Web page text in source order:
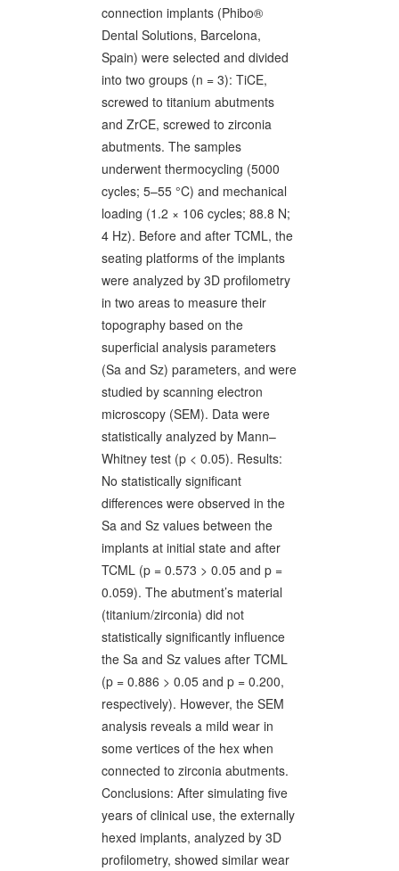
connection implants (Phibo®
Dental Solutions, Barcelona,
Spain) were selected and divided
into two groups (n = 3): TiCE,
screwed to titanium abutments
and ZrCE, screwed to zirconia
abutments. The samples
underwent thermocycling (5000
cycles; 5–55 °C) and mechanical
loading (1.2 × 106 cycles; 88.8 N;
4 Hz). Before and after TCML, the
seating platforms of the implants
were analyzed by 3D profilometry
in two areas to measure their
topography based on the
superficial analysis parameters
(Sa and Sz) parameters, and were
studied by scanning electron
microscopy (SEM). Data were
statistically analyzed by Mann–
Whitney test (p < 0.05). Results:
No statistically significant
differences were observed in the
Sa and Sz values between the
implants at initial state and after
TCML (p = 0.573 > 0.05 and p =
0.059). The abutment’s material
(titanium/zirconia) did not
statistically significantly influence
the Sa and Sz values after TCML
(p = 0.886 > 0.05 and p = 0.200,
respectively). However, the SEM
analysis reveals a mild wear in
some vertices of the hex when
connected to zirconia abutments.
Conclusions: After simulating five
years of clinical use, the externally
hexed implants, analyzed by 3D
profilometry, showed similar wear